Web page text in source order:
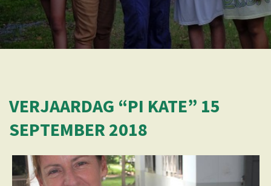
VERJAARDAG “PI KATE” 15
SEPTEMBER 2018